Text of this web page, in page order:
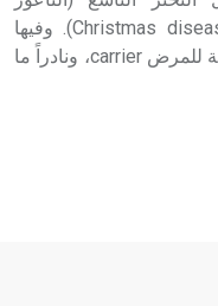
بhemophilia B ، داء عيد الميلاد Christmas disease). وفيها
يصاب الذكور في حين تكون الإناث حاملة للمرض carrier، ونادراً ما